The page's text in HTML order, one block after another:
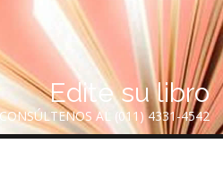
Edite su libro
CONSÚLTENOS AL (011) 4331-4542